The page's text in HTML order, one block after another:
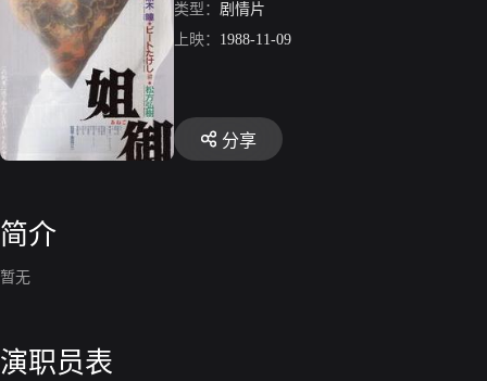
类型： 剧情片
上映： 1988-11-09
分享
简介
暂无
演职员表